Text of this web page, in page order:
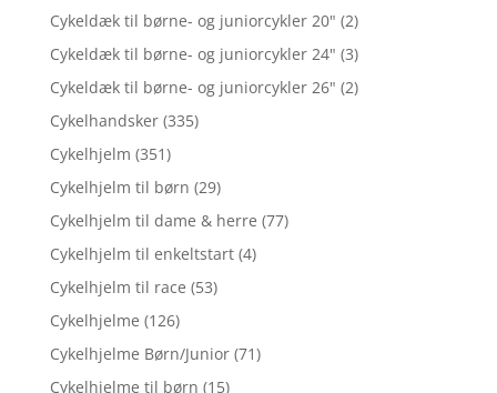
Cykeldæk til børne- og juniorcykler 20" (2)
Cykeldæk til børne- og juniorcykler 24" (3)
Cykeldæk til børne- og juniorcykler 26" (2)
Cykelhandsker (335)
Cykelhjelm (351)
Cykelhjelm til børn (29)
Cykelhjelm til dame & herre (77)
Cykelhjelm til enkeltstart (4)
Cykelhjelm til race (53)
Cykelhjelme (126)
Cykelhjelme Børn/Junior (71)
Cykelhjelme til børn (15)